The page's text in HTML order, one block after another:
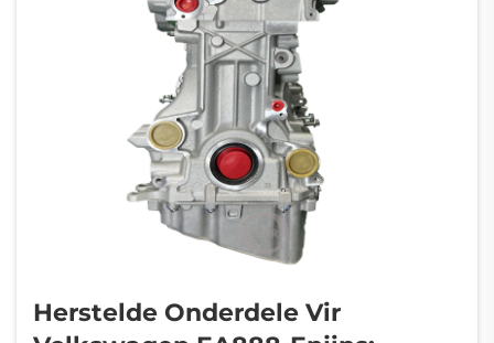
Herstelde Onderdele Vir